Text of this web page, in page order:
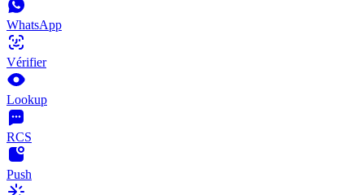
WhatsApp
Vérifier
Lookup
RCS
Push